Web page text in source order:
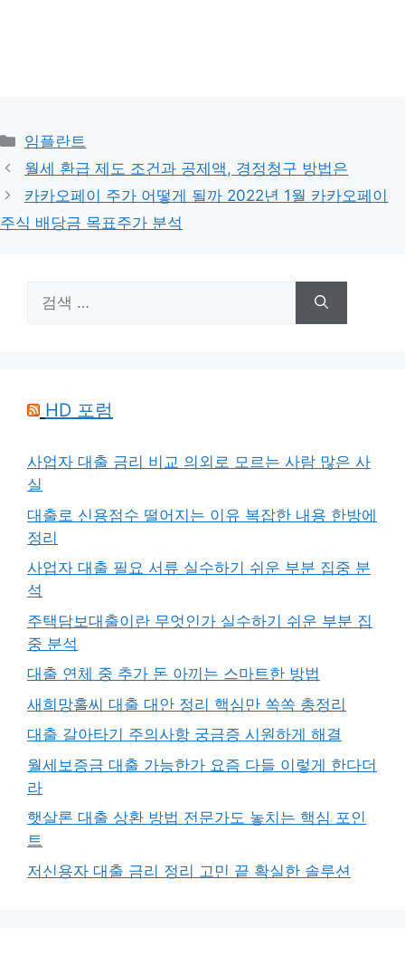
카
테
리
임플란트
월세 환급 제도 조건과 공제액, 경정청구 방법은
카카오페이 주가 어떻게 될까 2022년 1월 카카오페이
주식 배당금 목표주가 분석
색:
HD 포럼
사업자 대출 금리 비교 의외로 모르는 사람 많은 사
실
대출로 신용점수 떨어지는 이유 복잡한 내용 한방에
정리
사업자 대출 필요 서류 실수하기 쉬운 부분 집중 분
석
주택담보대출이란 무엇인가 실수하기 쉬운 부분 집
중 분석
대출 연체 중 추가 돈 아끼는 스마트한 방법
새희망홀씨 대출 대안 정리 핵심만 쏙쏙 총정리
대출 갈아타기 주의사항 궁금증 시원하게 해결
월세보증금 대출 가능한가 요즘 다들 이렇게 한다더
라
햇살론 대출 상환 방법 전문가도 놓치는 핵심 포인
트
저신용자 대출 금리 정리 고민 끝 확실한 솔루션